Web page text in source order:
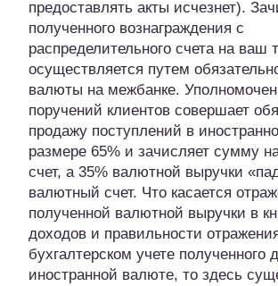
предоставлять акты исчезнет).
полученного вознаграждения с
распределительного счета на ваш
осуществляется путем
валюты на межбанке.
поручений клиентов совершает
продажу поступлений в
размере 65% и зачисляет сумму
счет, а 35% валютной выручки
валютный счет. Что касается
полученной валютной выручки в
доходов и правильности
бухгалтерском учете полученного
иностранной валюте, то здесь